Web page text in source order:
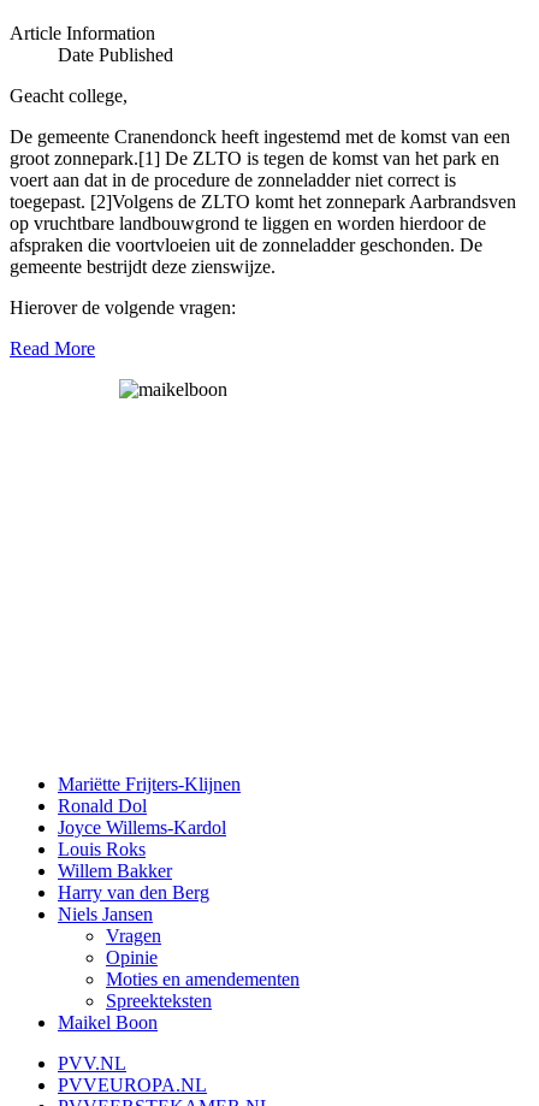
Article Information
Date Published
Geacht college,
De gemeente Cranendonck heeft ingestemd met de komst van een
groot zonnepark.[1] De ZLTO is tegen de komst van het park en
voert aan dat in de procedure de zonneladder niet correct is
toegepast. [2]Volgens de ZLTO komt het zonnepark Aarbrandsven
op vruchtbare landbouwgrond te liggen en worden hierdoor de
afspraken die voortvloeien uit de zonneladder geschonden. De
gemeente bestrijdt deze zienswijze.
Hierover de volgende vragen:
Read More
Mariëtte Frijters-Klijnen
Ronald Dol
Joyce Willems-Kardol
Louis Roks
Willem Bakker
Harry van den Berg
Niels Jansen
Vragen
Opinie
Moties en amendementen
Spreekteksten
Maikel Boon
PVV.NL
PVVEUROPA.NL